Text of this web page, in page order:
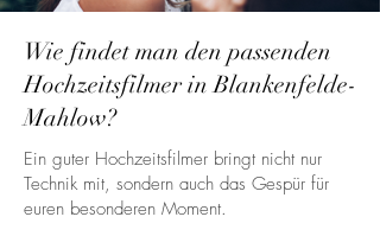
Wie findet man den passenden
Hochzeitsfilmer in Blankenfelde-
Mahlow?
Ein guter Hochzeitsfilmer bringt nicht nur
Technik mit, sondern auch das Gespür für
euren besonderen Moment.